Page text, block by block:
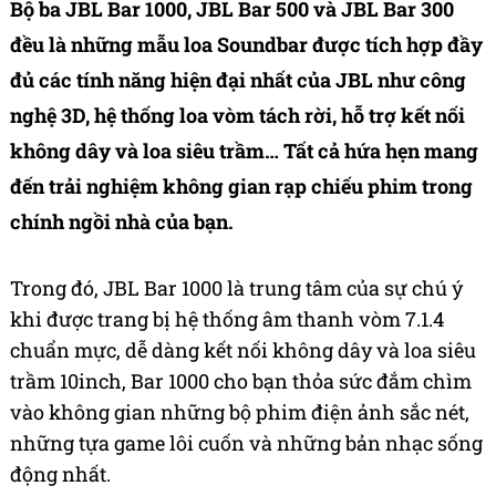
Bộ ba JBL Bar 1000, JBL Bar 500 và JBL Bar 300
đều là những mẫu loa Soundbar được tích hợp đầy
đủ các tính năng hiện đại nhất của JBL như công
nghệ 3D, hệ thống loa vòm tách rời, hỗ trợ kết nối
không dây và loa siêu trầm… Tất cả hứa hẹn mang
đến trải nghiệm không gian rạp chiếu phim trong
chính ngồi nhà của bạn.
Trong đó, JBL Bar 1000 là trung tâm của sự chú ý
khi được trang bị hệ thống âm thanh vòm 7.1.4
chuẩn mực, dễ dàng kết nối không dây và loa siêu
trầm 10inch, Bar 1000 cho bạn thỏa sức đắm chìm
vào không gian những bộ phim điện ảnh sắc nét,
những tựa game lôi cuốn và những bản nhạc sống
động nhất.